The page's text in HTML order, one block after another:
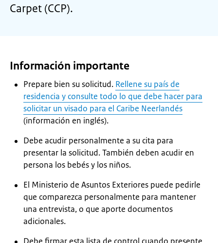
Carpet (CCP).
Información importante
Prepare bien su solicitud. Rellene su país de
residencia y consulte todo lo que debe hacer para
solicitar un visado para el Caribe Neerlandés
(información en inglés).
Debe acudir personalmente a su cita para
presentar la solicitud. También deben acudir en
persona los bebés y los niños.
El Ministerio de Asuntos Exteriores puede pedirle
que comparezca personalmente para mantener
una entrevista, o que aporte documentos
adicionales.